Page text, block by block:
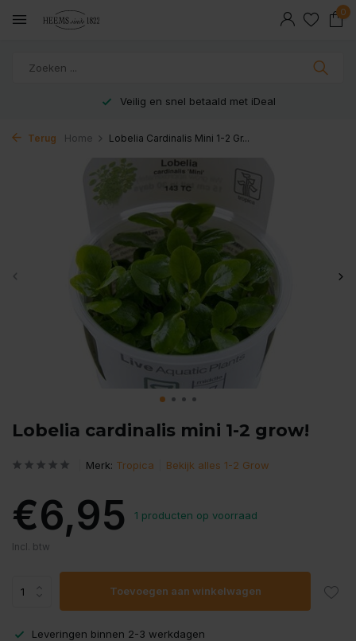
0
Veilig en snel betaald met iDeal
Terug Home Lobelia Cardinalis Mini 1-2 Gr...
Lobelia cardinalis mini 1-2 grow!
Merk: Tropica Bekijk alles 1-2 Grow
€6,95 1 producten op voorraad
Incl. btw
Toevoegen aan winkelwagen
Leveringen binnen 2-3 werkdagen